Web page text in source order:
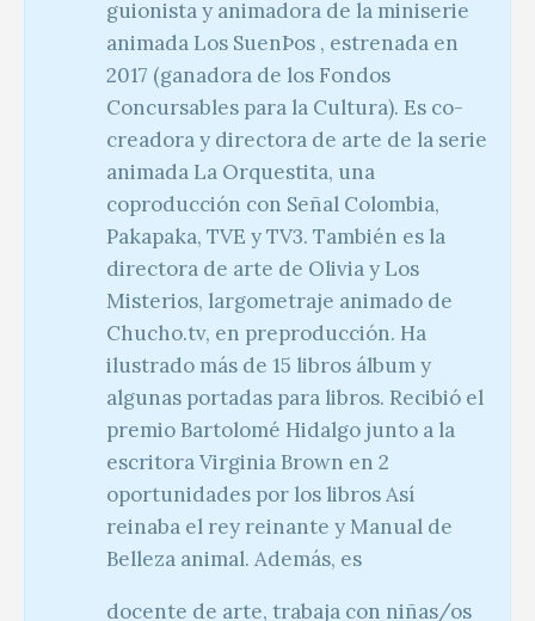
guionista y animadora de la miniserie
animada Los SuenÞos , estrenada en
2017 (ganadora de los Fondos
Concursables para la Cultura). Es co-
creadora y directora de arte de la serie
animada La Orquestita, una
coproducción con Señal Colombia,
Pakapaka, TVE y TV3. También es la
directora de arte de Olivia y Los
Misterios, largometraje animado de
Chucho.tv, en preproducción. Ha
ilustrado más de 15 libros álbum y
algunas portadas para libros. Recibió el
premio Bartolomé Hidalgo junto a la
escritora Virginia Brown en 2
oportunidades por los libros Así
reinaba el rey reinante y Manual de
Belleza animal. Además, es
docente de arte, trabaja con niñas/os